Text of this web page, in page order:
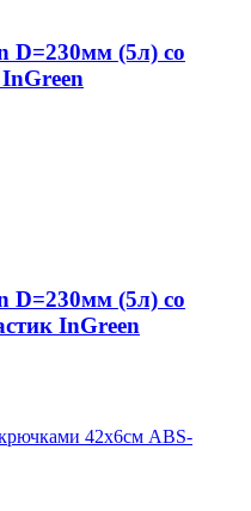
D=230мм (5л) со
D=230мм (5л) со
InGreen